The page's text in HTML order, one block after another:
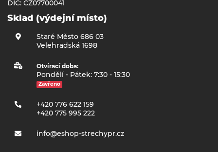
DIČ: CZ07700041
Sklad (výdejní místo)
Staré Město 686 03
Velehradská 1698
Otvírací doba:
Pondělí - Pátek: 7:30 - 15:30
Zavřeno
+420 776 622 159
+420 775 995 222
info@eshop-strechypr.cz